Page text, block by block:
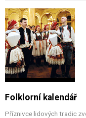
Folklorní kalendář
Příznivce lidových tradic